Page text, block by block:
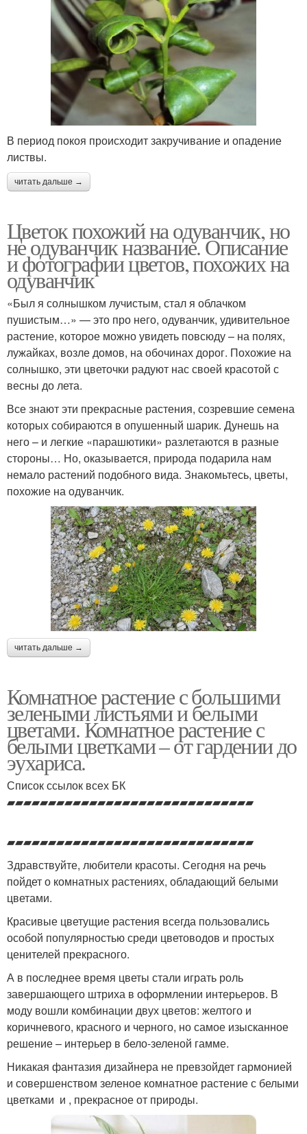
В период покоя происходит закручивание и опадение
листвы.
читать дальше →
Цветок похожий на одуванчик, но
не одуванчик название. Описание
и фотографии цветов, похожих на
одуванчик
«Был я солнышком лучистым, стал я облачком
пушистым…» — это про него, одуванчик, удивительное
растение, которое можно увидеть повсюду – на полях,
лужайках, возле домов, на обочинах дорог. Похожие на
солнышко, эти цветочки радуют нас своей красотой с
весны до лета.
Все знают эти прекрасные растения, созревшие семена
которых собираются в опушенный шарик. Дунешь на
него – и легкие «парашютики» разлетаются в разные
стороны… Но, оказывается, природа подарила нам
немало растений подобного вида. Знакомьтесь, цветы,
похожие на одуванчик.
читать дальше →
Комнатное растение с большими
зелеными листьями и белыми
цветами. Комнатное растение с
белыми цветками – от гардении до
эухариса.
Список ссылок всех БК
▰▰▰▰▰▰▰▰▰▰▰▰▰▰▰▰▰▰▰▰▰▰▰▰▰▰▰▰▰▰
▰▰▰▰▰▰▰▰▰▰▰▰▰▰▰▰▰▰▰▰▰▰▰▰▰▰▰▰▰▰
Здравствуйте, любители красоты. Сегодня на речь
пойдет о комнатных растениях, обладающий белыми
цветами.
Красивые цветущие растения всегда пользовались
особой популярностью среди цветоводов и простых
ценителей прекрасного.
А в последнее время цветы стали играть роль
завершающего штриха в оформлении интерьеров. В
моду вошли комбинации двух цветов: желтого и
коричневого, красного и черного, но самое изысканное
решение – интерьер в бело-зеленой гамме.
Никакая фантазия дизайнера не превзойдет гармонией
и совершенством зеленое комнатное растение с белыми
цветками и , прекрасное от природы.